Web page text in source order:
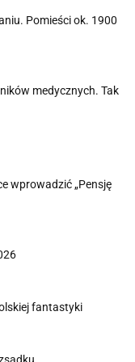
Pomieści ok. 1900
medycznych. Tak
wprowadzić „Pensję
fantastyki